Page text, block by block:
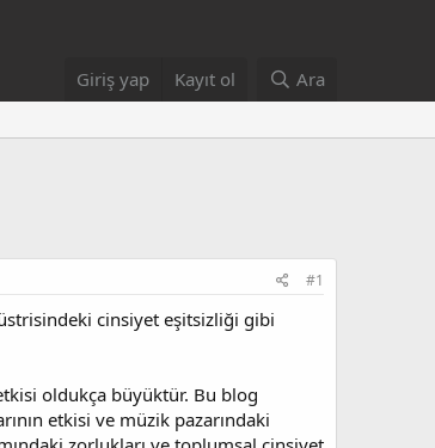
Giriş yap Kayıt ol Ara
#1
cinsiyet eşitsizliği gibi
oldukça büyüktür. Bu blog
etkisi ve müzik pazarındaki